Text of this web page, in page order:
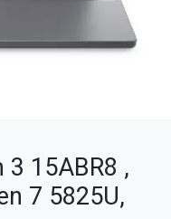
3 15ABR8 ,
7 5825U,